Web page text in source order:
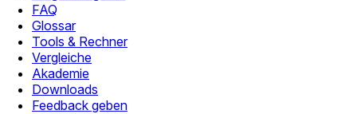
FAQ
Glossar
Tools & Rechner
Vergleiche
Akademie
Downloads
Feedback geben